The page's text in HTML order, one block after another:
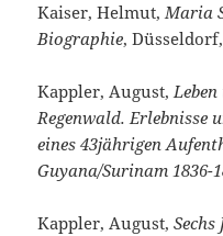
Kaiser, Helmut,Maria
Biographie,
Kappler, August,
Regenwald. Erlebnisse
eines 43jährigen
Guyana/Surinam 1836-
Kappler, August,